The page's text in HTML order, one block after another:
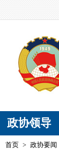
政协领导
首页 > 政协要闻